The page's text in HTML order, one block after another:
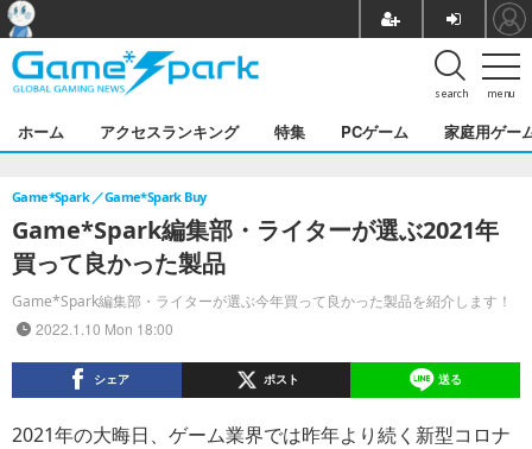
menu
search
ホーム アクセスランキング 特集 PCゲーム 家庭用ゲー
Game*Spark編集部・ライターが選ぶ2021年
買って良かった製品
Game*Spark編集部・ライターが選ぶ今年買って良かった製品を紹介します！
Game*Spark Game*Spark Buy
2022.1.10 Mon 18:00
シェア ポスト 送る
2021年の大晦日、ゲーム業界では昨年より続く新型コロナ